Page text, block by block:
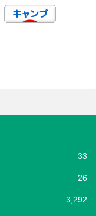
33
26
3,292